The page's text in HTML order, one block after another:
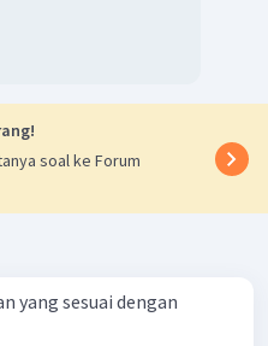
soal ke Forum
yang sesuai dengan